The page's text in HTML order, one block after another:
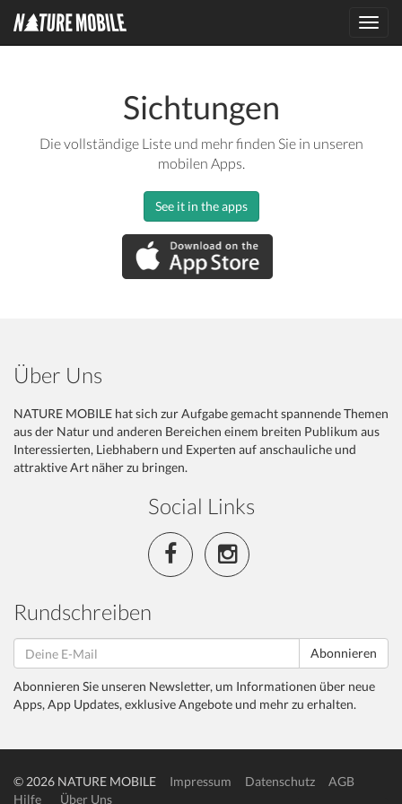
Sichtungen
Die vollständige Liste und mehr finden Sie in unseren
mobilen Apps.
See it in the apps
Über Uns
NATURE MOBILE hat sich zur Aufgabe gemacht spannende Themen
aus der Natur und anderen Bereichen einem breiten Publikum aus
Interessierten, Liebhabern und Experten auf anschauliche und
attraktive Art näher zu bringen.
Social Links
Rundschreiben
Abonnieren
Abonnieren Sie unseren Newsletter, um Informationen über neue
Apps, App Updates, exklusive Angebote und mehr zu erhalten.
© 2026 NATURE MOBILE Impressum Datenschutz
AGB
Hilfe
Über Uns